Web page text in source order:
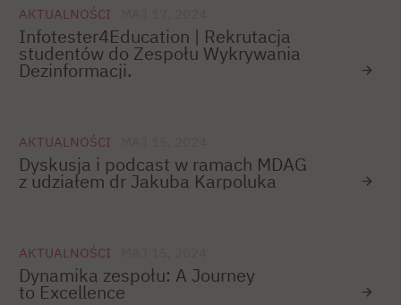
AKTUALNOŚCI
Infotester4Education | Rekrutacja
studentów do Zespołu Wykrywania
Dezinformacji.
AKTUALNOŚCI
Dyskusja i podcast w ramach MDAG
z udziałem dr Jakuba Karpoluka
AKTUALNOŚCI
Dynamika zespołu: A Journey
to Excellence